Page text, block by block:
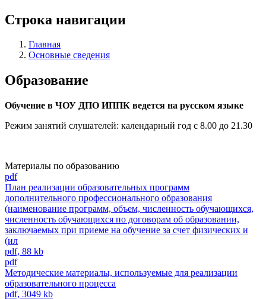
Строка навигации
Главная
Основные сведения
Образование
Обучение в ЧОУ ДПО ИППК ведется на русском языке
Режим занятий слушателей: календарный год с 8.00 до 21.30
Материалы по образованию
pdf
План реализации образовательных программ
дополнительного профессионального образования
(наименование программ, объем, численность обучающихся,
численность обучающихся по договорам об образовании,
заключаемых при приеме на обучение за счет физических и
(ил
pdf, 88 kb
pdf
Методические материалы, используемые для реализации
образовательного процесса
pdf, 3049 kb